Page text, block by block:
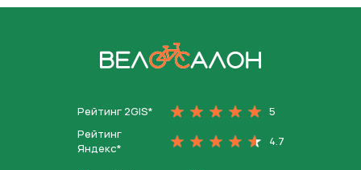
Рейтинг 2GIS*
5
Рейтинг
Яндекс*
4.7